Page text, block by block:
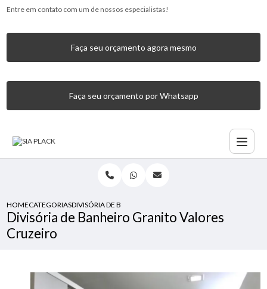
Entre em contato com um de nossos especialistas!
Faça seu orçamento agora mesmo
Faça seu orçamento por Whatsapp
HOMECATEGORIASDIVISÓRIA DE BANHEIRO GRANITO VALORES CRUZEIRO
Divisória de Banheiro Granito Valores
Cruzeiro